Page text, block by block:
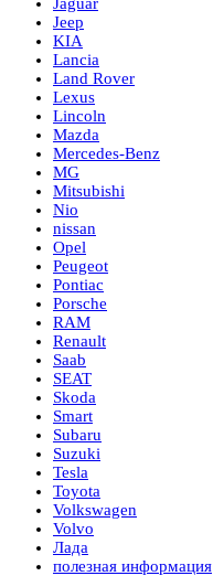
Jeep
KIA
Lancia
Land Rover
Lexus
Lincoln
Mazda
Mercedes-Benz
MG
Mitsubishi
Nio
nissan
Opel
Peugeot
Pontiac
Porsche
RAM
Renault
Saab
SEAT
Skoda
Smart
Subaru
Suzuki
Tesla
Toyota
Volkswagen
Volvo
Лада
полезная информация